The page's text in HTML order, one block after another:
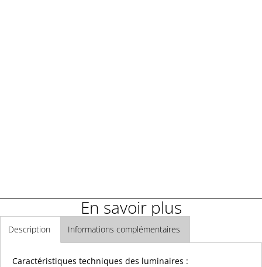
En savoir plus
Description Informations complémentaires
Caractéristiques techniques des luminaires :